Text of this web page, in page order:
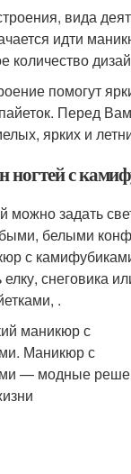
вида
идти
количество
помогут
Перед
ярких и
ногтей с
можно задать
белыми
с
снеговика
.